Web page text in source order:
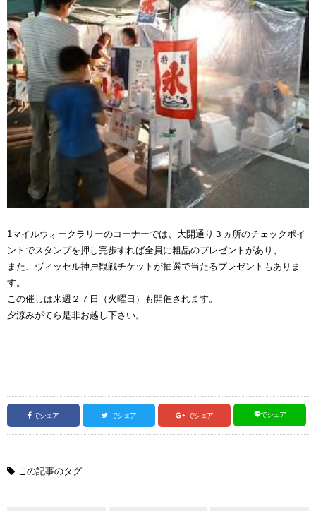
1マイルウォークラリーのコーナーでは、大開通り３ヵ所のチェックポイ
ントでスタンプを押し完歩すれば全員に粗品のプレゼントがあり、
また、ヴィッセル神戸観戦チケットが抽選で当たるプレゼントもありま
す。
この催しは来週２７日（火曜日）も開催されます。
夕涼みがてら是非お越し下さい。
でシェア でシェア でシェア でシェア
この記事のタグ